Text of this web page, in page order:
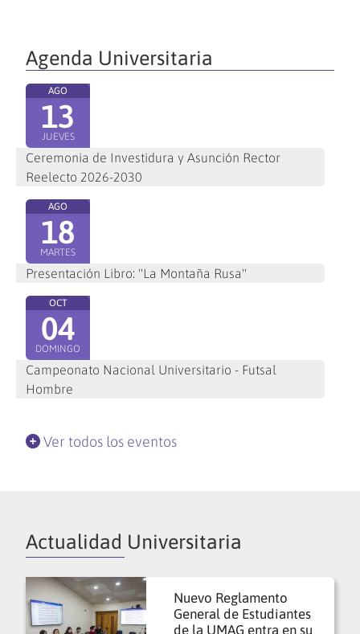
Agenda Universitaria
AGO
13
JUEVES
Ceremonia de Investidura y Asunción Rector
Reelecto 2026-2030
AGO
18
MARTES
Presentación Libro: "La Montaña Rusa"
OCT
04
DOMINGO
Campeonato Nacional Universitario - Futsal
Hombre
Ver todos los eventos
Actualidad Universitaria
Nuevo Reglamento
General de Estudiantes
de la UMAG entra en su